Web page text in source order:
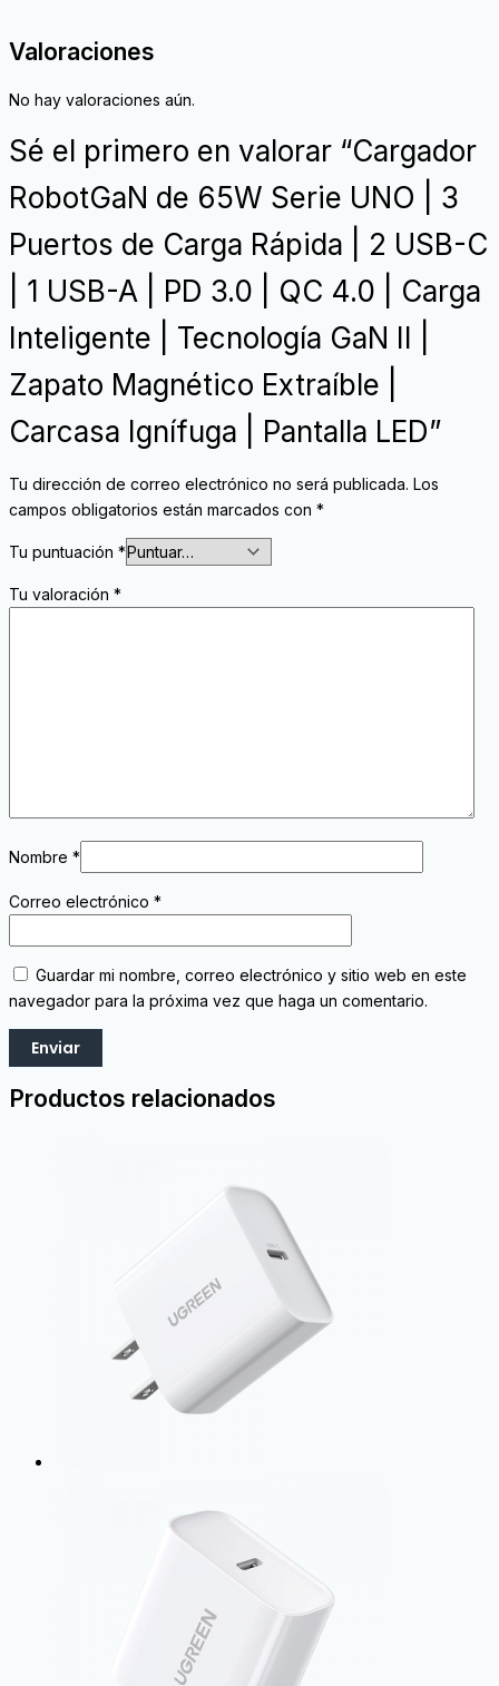
Valoraciones
No hay valoraciones aún.
Sé el primero en valorar “Cargador
RobotGaN de 65W Serie UNO | 3
Puertos de Carga Rápida | 2 USB-C
| 1 USB-A | PD 3.0 | QC 4.0 | Carga
Inteligente | Tecnología GaN II |
Zapato Magnético Extraíble |
Carcasa Ignífuga | Pantalla LED”
Tu dirección de correo electrónico no será publicada. Los
campos obligatorios están marcados con *
Tu puntuación *
Tu valoración *
Nombre *
Correo electrónico *
Guardar mi nombre, correo electrónico y sitio web en este
navegador para la próxima vez que haga un comentario.
Productos relacionados